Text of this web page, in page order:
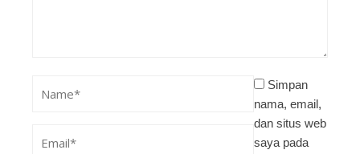
Simpan
nama, email,
dan situs web
saya pada